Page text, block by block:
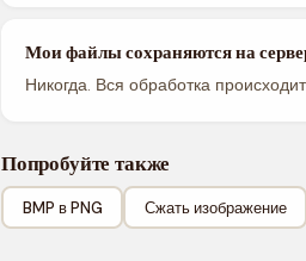
Мои файлы сохраняются на
Никогда. Вся обработка
Попробуйте также
BMP в PNG Сжать изображение